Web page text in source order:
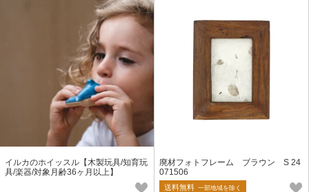
イルカのホイッスル【木製玩具/知育玩
具/楽器/対象月齢36ヶ月以上】
廃材フォトフレーム ブラウン S 24
071506
送料無料 一部地域を除く